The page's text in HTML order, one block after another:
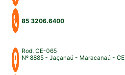
85 3206.6400
Rod. CE-065
Nº 8885 - Jaçanaú - Maracanaú - CE